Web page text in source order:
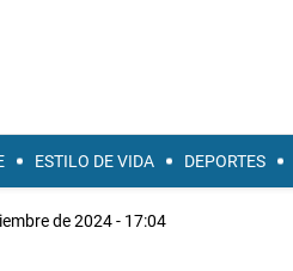
ESTILO DE VIDA DEPORTES
de 2024 - 17:04